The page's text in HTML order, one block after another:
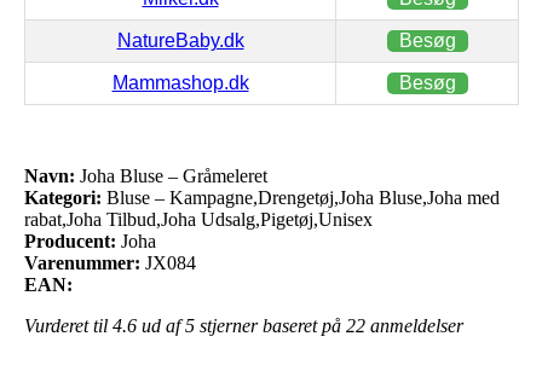
NatureBaby.dk Besøg
Mammashop.dk Besøg
Navn: Joha Bluse – Gråmeleret
Kategori: Bluse – Kampagne,Drengetøj,Joha Bluse,Joha med
rabat,Joha Tilbud,Joha Udsalg,Pigetøj,Unisex
Producent: Joha
Varenummer: JX084
EAN:
Vurderet til 4.6 ud af 5 stjerner baseret på 22 anmeldelser